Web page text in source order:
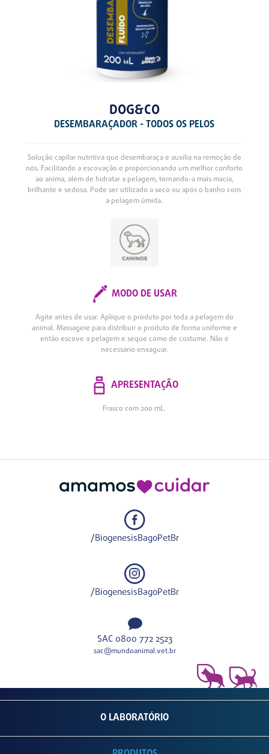
DOG&CO
DESEMBARAÇADOR - TODOS OS PELOS
Solução capilar nutritiva que desembaraça e auxilia na remoção de
nós. Facilitando a escovação e proporcionando um melhor conforto
ao anima, além de hidratar a pelagem, tornando-a mais macia,
brilhante e sedosa. Pode ser utilizado a seco ou após o banho com
a pelagem úmida.
MODO DE USAR
Agite antes de usar. Aplique o produto por toda a pelagem do
animal. Massageie para distribuir o produto de forma uniforme e
então escove a pelagem e seque como de costume. Não é
necessário enxaguar.
APRESENTAÇÃO
Frasco com 200 mL.
/BiogenesisBagoPetBr
/BiogenesisBagoPetBr
SAC 0800 772 2523
sac@mundoanimal.vet.br
O LABORATÓRIO